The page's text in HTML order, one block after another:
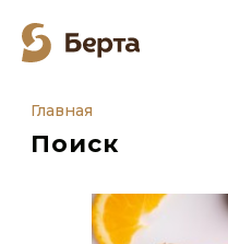
Главная
Поиск